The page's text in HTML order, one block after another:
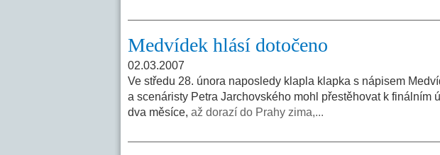
Medvídek hlásí dotočeno
02.03.2007
Ve středu 28. února naposledy klapla klapka s nápisem
a scenáristy Petra Jarchovského mohl přestěhovat k finálním
dva měsíce, až dorazí do Prahy zima,...